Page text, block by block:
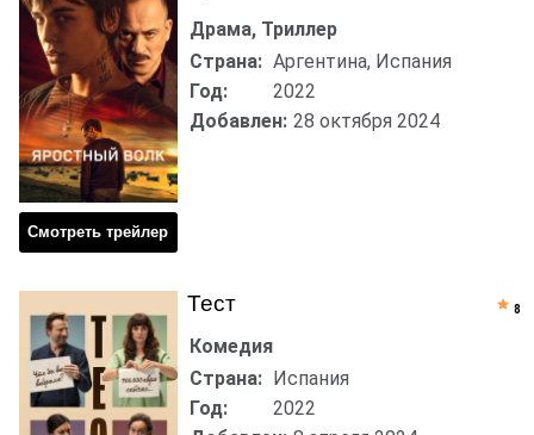
Смотреть трейлер
Драма, Триллер
Страна: Аргентина, Испания
Год:
2022
Добавлен: 28 октября 2024
Тест
Комедия
Страна: Испания
Год:
2022
8